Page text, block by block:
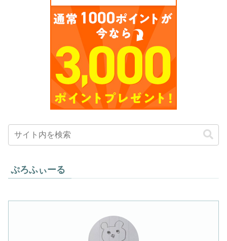
ぷろふぃーる